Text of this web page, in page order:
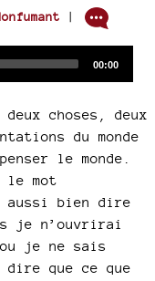
|
Total
00:00
choses, deux
du monde
le monde.
le mot
bien dire
je n’ouvrirai
ou je ne sais
dire que ce que